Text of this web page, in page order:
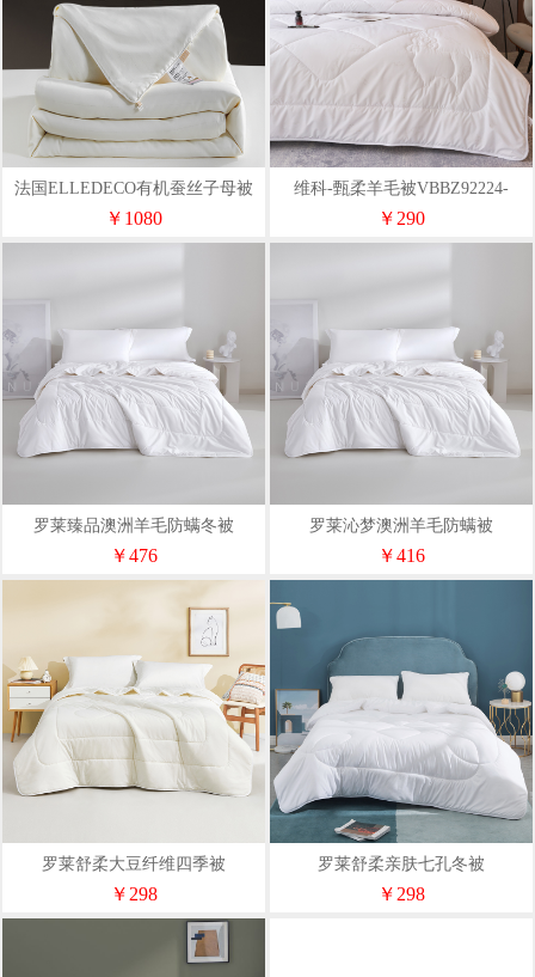
法国ELLEDECO有机蚕丝子母被
￥1080
维科-甄柔羊毛被VBBZ92224-
2.97LP
￥290
罗莱臻品澳洲羊毛防螨冬被
￥476
罗莱沁梦澳洲羊毛防螨被
￥416
罗莱舒柔大豆纤维四季被
￥298
罗莱舒柔亲肤七孔冬被
￥298